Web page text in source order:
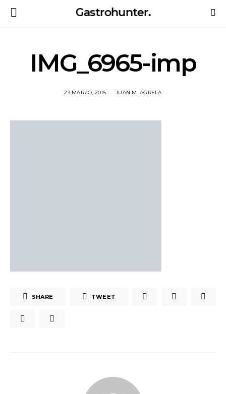
Gastrohunter.
IMG_6965-imp
23 MARZO, 2015 JUAN M. AGRELA
SHARE TWEET